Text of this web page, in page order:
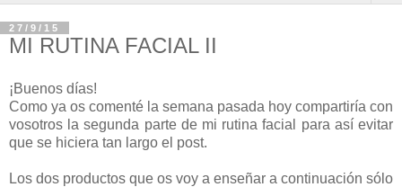
27/9/15
MI RUTINA FACIAL II
¡Buenos días!
Como ya os comenté la semana pasada hoy compartiría con
vosotros la segunda parte de mi rutina facial para así evitar
que se hiciera tan largo el post.
Los dos productos que os voy a enseñar a continuación sólo